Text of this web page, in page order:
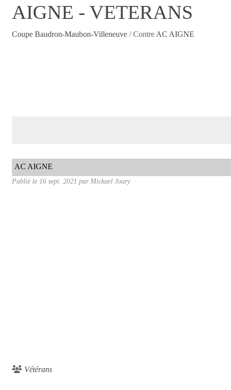
AIGNE - VETERANS
Coupe Baudron-Maubon-Villeneuve / Contre AC AIGNE
AC AIGNE
Publié le 16 sept. 2021 par Mickael Joury
Vétérans